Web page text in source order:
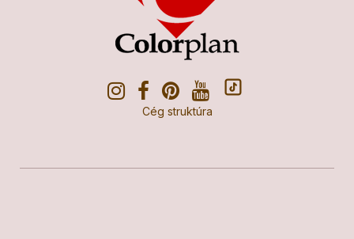
Cég struktúra